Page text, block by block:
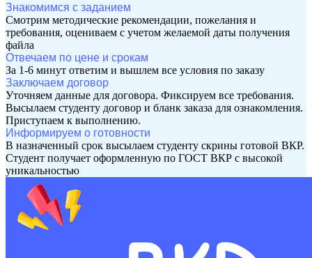
Знакомимся с заданием
Смотрим методические рекомендации, пожелания и
требования, оцениваем с учетом желаемой даты получения
файла
Отвечаем по цене и срокам
За 1-6 минут ответим и вышлем все условия по заказу
Заключаем договор
Уточняем данные для договора. Фиксируем все требования.
Высылаем студенту договор и бланк заказа для ознакомления.
Приступаем к выполнению.
Информируем о готовности
В назначенный срок высылаем студенту скрины готовой ВКР.
Студент получает оформленную по ГОСТ ВКР с высокой
уникальностью